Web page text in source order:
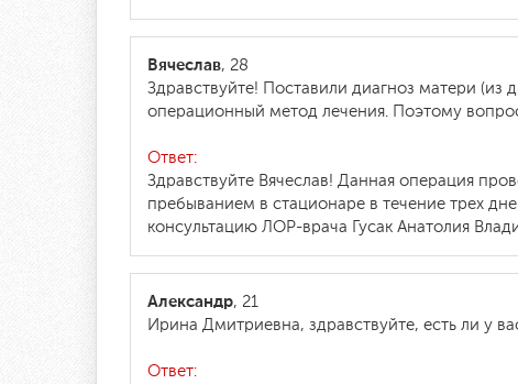
Вячеслав, 28
Здравствуйте! Поставили диагноз матери (из
операционный метод лечения. Поэтому
Ответ:
Здравствуйте Вячеслав! Данная операция
пребыванием в стационаре в течение трех
консультацию ЛОР-врача Гусак Анатолия
Александр, 21
Ирина Дмитриевна, здравствуйте, есть ли у
Ответ: